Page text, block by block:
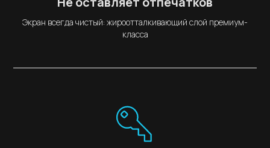
Экран всегда чистый: жироотталкивающий слой премиум-
класса